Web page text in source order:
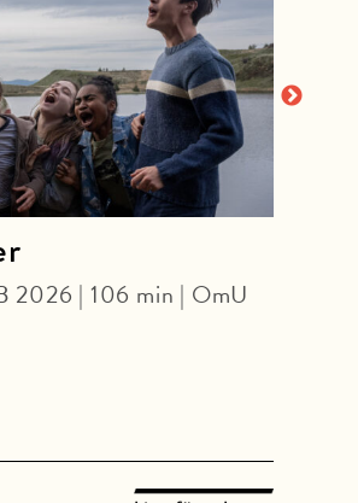
2026 | 106 min | OmU